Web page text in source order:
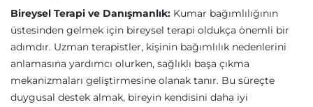
Bireysel Terapi ve Danışmanlık: Kumar bağımlılığının
üstesinden gelmek için bireysel terapi oldukça önemli bir
adımdır. Uzman terapistler, kişinin bağımlılık nedenlerini
anlamasına yardımcı olurken, sağlıklı başa çıkma
mekanizmaları geliştirmesine olanak tanır. Bu süreçte
duygusal destek almak, bireyin kendisini daha iyi